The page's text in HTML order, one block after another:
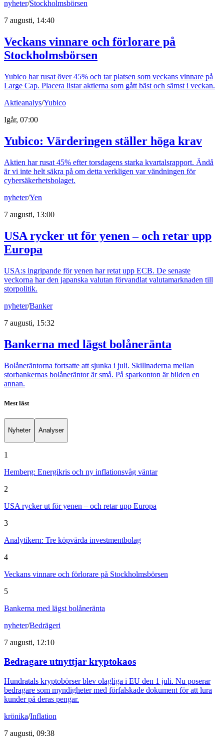
nyheter/Stockholmsbörsen
7 augusti, 14:40
Veckans vinnare och förlorare på
Stockholmsbörsen
Yubico har rusat över 45% och tar platsen som veckans vinnare på
Large Cap. Placera listar aktierna som gått bäst och sämst i veckan.
Aktieanalys/Yubico
Igår, 07:00
Yubico: Värderingen ställer höga krav
Aktien har rusat 45% efter torsdagens starka kvartalsrapport. Ändå
är vi inte helt säkra på om detta verkligen var vändningen för
cybersäkerhetsbolaget.
nyheter/Yen
7 augusti, 13:00
USA rycker ut för yenen – och retar upp
Europa
USA:s ingripande för yenen har retat upp ECB. De senaste
veckorna har den japanska valutan förvandlat valutamarknaden till
storpolitik.
nyheter/Banker
7 augusti, 15:32
Bankerna med lägst bolåneränta
Bolåneräntorna fortsatte att sjunka i juli. Skillnaderna mellan
storbankernas bolåneräntor är små. På sparkonton är bilden en
annan.
Mest läst
Nyheter Analyser
1
Hemberg: Energikris och ny inflationsvåg väntar
2
USA rycker ut för yenen – och retar upp Europa
3
Analytikern: Tre köpvärda investmentbolag
4
Veckans vinnare och förlorare på Stockholmsbörsen
5
Bankerna med lägst bolåneränta
nyheter/Bedrägeri
7 augusti, 12:10
Bedragare utnyttjar kryptokaos
Hundratals kryptobörser blev olagliga i EU den 1 juli. Nu poserar
bedragare som myndigheter med förfalskade dokument för att lura
kunder på deras pengar.
krönika/Inflation
7 augusti, 09:38